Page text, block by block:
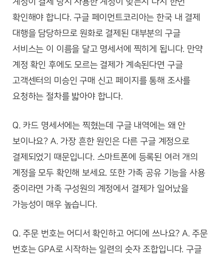
확인해야 합니다. 구글 페이먼트코리아는 한국 내 결제
대행을 담당하므로 원화로 결제된 대부분의 구글
서비스는 이 이름을 달고 명세서에 찍히게 됩니다. 만약
계정 확인 후에도 모르는 결제가 계속된다면 구글
고객센터의 미승인 구매 신고 페이지를 통해 조사를
요청하는 절차를 밟아야 합니다.
Q. 카드 명세서에는 찍혔는데 구글 내역에는 왜 안
보이나요? A. 가장 흔한 원인은 다른 구글 계정으로
결제되었기 때문입니다. 스마트폰에 등록된 여러 개의
계정을 모두 확인해 보세요. 또한 가족 공유 기능을 사용
중이라면 가족 구성원의 계정에서 결제가 일어났을
가능성이 매우 높습니다.
Q. 주문 번호는 어디서 확인하고 어디에 쓰나요? A. 주문
번호는 GPA로 시작하는 일련의 숫자 조합입니다. 구글